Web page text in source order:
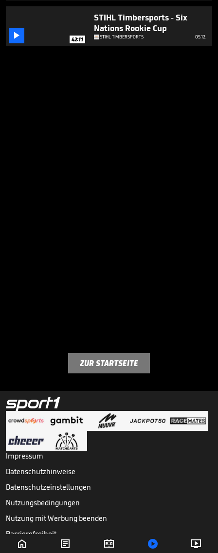
 42:11
STIHL Timbersports - Six
Nations Rookie Cup
STIHL TIMBERSPORTS 05.12.
    
ZUR STARTSEITE
Impressum
Datenschutzhinweise
Datenschutzeinstellungen
Nutzungsbedingungen
Nutzung mit Werbung beenden
Barrierefreiheit
Copyright © Sport1 GmbH. Alle Rechte vorbehalten.